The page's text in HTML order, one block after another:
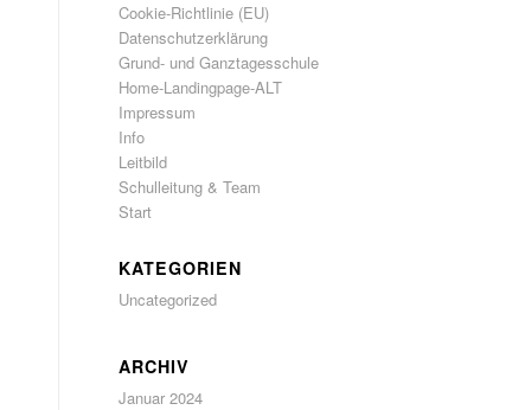
Cookie-Richtlinie (EU)
Datenschutzerklärung
Grund- und Ganztagesschule
Home-Landingpage-ALT
Impressum
Info
Leitbild
Schulleitung & Team
Start
KATEGORIEN
Uncategorized
ARCHIV
Januar 2024